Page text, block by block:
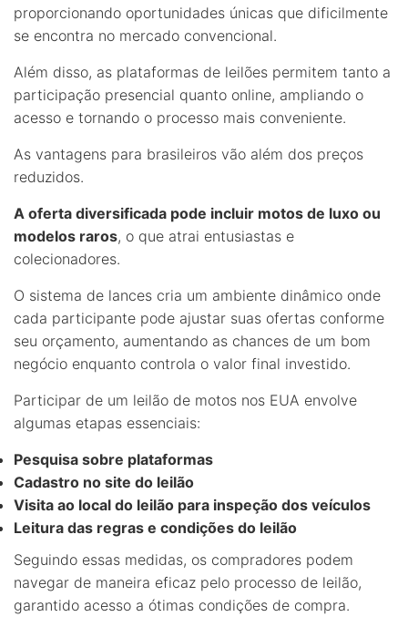
proporcionando oportunidades únicas que dificilmente
se encontra no mercado convencional.
Além disso, as plataformas de leilões permitem tanto a
participação presencial quanto online, ampliando o
acesso e tornando o processo mais conveniente.
As vantagens para brasileiros vão além dos preços
reduzidos.
A oferta diversificada pode incluir motos de luxo ou
modelos raros, o que atrai entusiastas e
colecionadores.
O sistema de lances cria um ambiente dinâmico onde
cada participante pode ajustar suas ofertas conforme
seu orçamento, aumentando as chances de um bom
negócio enquanto controla o valor final investido.
Participar de um leilão de motos nos EUA envolve
algumas etapas essenciais:
Pesquisa sobre plataformas
Cadastro no site do leilão
Visita ao local do leilão para inspeção dos veículos
Leitura das regras e condições do leilão
Seguindo essas medidas, os compradores podem
navegar de maneira eficaz pelo processo de leilão,
garantido acesso a ótimas condições de compra.